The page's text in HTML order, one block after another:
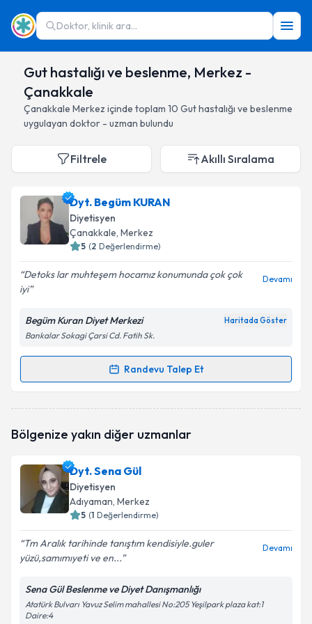
Doktor, klinik ara...
Gut hastalığı ve beslenme, Merkez -
Çanakkale
Çanakkale Merkez içinde toplam 10 Gut hastalığı ve beslenme
uygulayan doktor - uzman bulundu
Filtrele Akıllı Sıralama
Dyt. Begüm KURAN
Diyetisyen
Çanakkale, Merkez
5 (2 Değerlendirme)
Detoks lar muhteşem hocamız konumunda çok çok
iyi
Devamı
Begüm Kuran Diyet Merkezi Haritada Göster
Bankalar Sokagi Çarsi Cd. Fatih Sk.
Randevu Talep Et
Randevu Takvimi Talebi
oluşturun. Size bu uzmandan randevu almanız için bir
E-posta Adresiniz
Kişisel verilerimin işlenmesine ilişkin
Aydınlatma
Metni'ni okudum ve kişisel verilerimin belirtilen
Bölgenize yakın diğer uzmanlar
Dyt. Sena Gül
Diyetisyen
Adıyaman, Merkez
5 (1 Değerlendirme)
Tm Aralık tarihinde tanıştım kendisiyle.guler
yüzü,samımıyeti ve en...
Devamı
Sena Gül Beslenme ve Diyet Danışmanlığı
Atatürk Bulvarı Yavuz Selim mahallesi No:205 Yeşilpark plaza kat:1
Daire:4